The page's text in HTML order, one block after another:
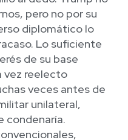
pero no por su
diplomático lo
Lo suficiente
de su base
vez reelecto
veces antes de
unilateral,
condenaría.